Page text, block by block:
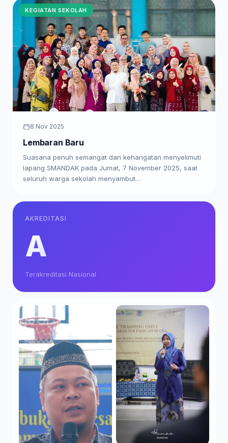
KEGIATAN SEKOLAH
8 Nov 2025
Lembaran Baru
Suasana penuh semangat dan kehangatan menyelimuti
lapang SMANDAK pada Jumat, 7 November 2025, saat
seluruh warga sekolah menyambut…
AKREDITASI
A
Terakreditasi Nasional